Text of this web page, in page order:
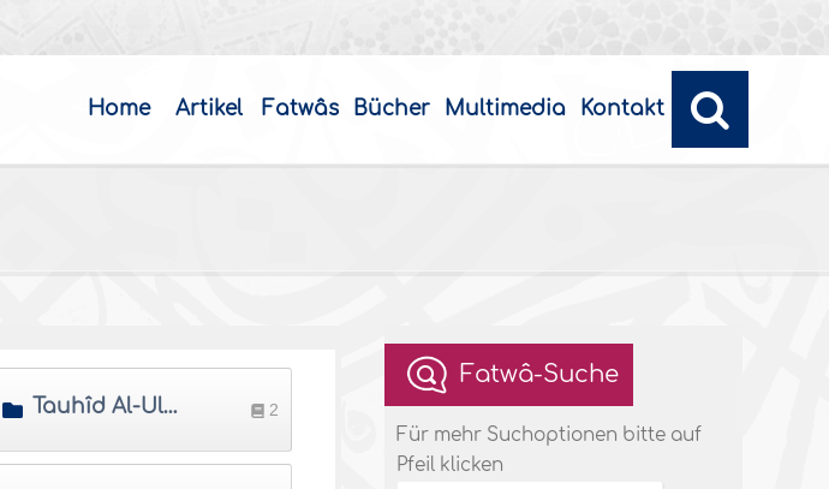
Home Artikel Fatwâs Bücher Multimedia Kontakt
Tauhîd Al-Ulûhiyya (Die Aufrechterhaltung der Einheit Allâhs in der Anbetung) 2
Fatwâ-Suche
Für mehr Suchoptionen bitte auf
Pfeil klicken